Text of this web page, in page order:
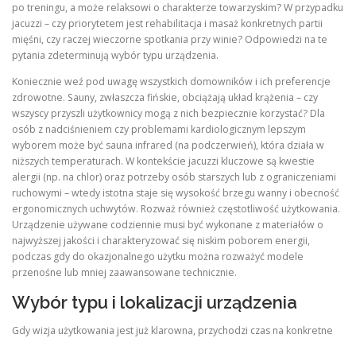
po treningu, a może relaksowi o charakterze towarzyskim? W przypadku
jacuzzi – czy priorytetem jest rehabilitacja i masaż konkretnych partii
mięśni, czy raczej wieczorne spotkania przy winie? Odpowiedzi na te
pytania zdeterminują wybór typu urządzenia.
Koniecznie weź pod uwagę wszystkich domowników i ich preferencje
zdrowotne. Sauny, zwłaszcza fińskie, obciążają układ krążenia – czy
wszyscy przyszli użytkownicy mogą z nich bezpiecznie korzystać? Dla
osób z nadciśnieniem czy problemami kardiologicznym lepszym
wyborem może być sauna infrared (na podczerwień), która działa w
niższych temperaturach. W kontekście jacuzzi kluczowe są kwestie
alergii (np. na chlor) oraz potrzeby osób starszych lub z ograniczeniami
ruchowymi – wtedy istotna staje się wysokość brzegu wanny i obecność
ergonomicznych uchwytów. Rozważ również częstotliwość użytkowania.
Urządzenie używane codziennie musi być wykonane z materiałów o
najwyższej jakości i charakteryzować się niskim poborem energii,
podczas gdy do okazjonalnego użytku można rozważyć modele
przenośne lub mniej zaawansowane technicznie.
Wybór typu i lokalizacji urządzenia
Gdy wizja użytkowania jest już klarowna, przychodzi czas na konkretne